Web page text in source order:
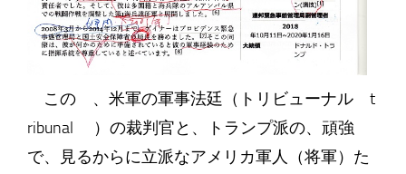
この 、米軍の軍事法廷（トリビューナル t
ribunal ）の裁判官と、トランプ派の、頑強
で、見るからに立派なアメリカ軍人（将軍）た